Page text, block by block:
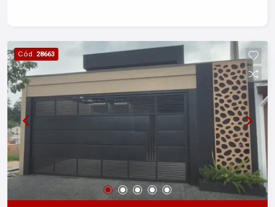
todos os cômodos. Projeto de iluminação. Jardim
de inverno. Portão automático. Para mais
informações ou agendar uma visita, entre em
Cód. 28663